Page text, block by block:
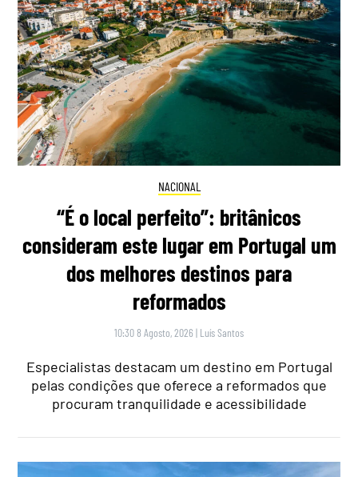
NACIONAL
“É o local perfeito”: britânicos
consideram este lugar em Portugal um
dos melhores destinos para
reformados
10:30 8 Agosto, 2026 | Luís Santos
Especialistas destacam um destino em Portugal
pelas condições que oferece a reformados que
procuram tranquilidade e acessibilidade